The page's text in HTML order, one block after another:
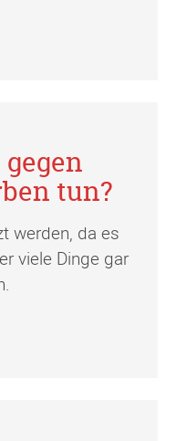
tun?
werden, da es
viele Dinge gar